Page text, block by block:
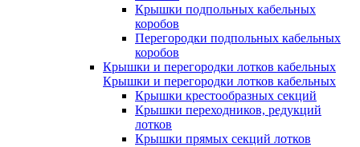
Крышки подпольных кабельных
коробов
Перегородки подпольных кабельных
коробов
Крышки и перегородки лотков кабельных
Крышки и перегородки лотков кабельных
Крышки крестообразных секций
Крышки переходников, редукций
лотков
Крышки прямых секций лотков